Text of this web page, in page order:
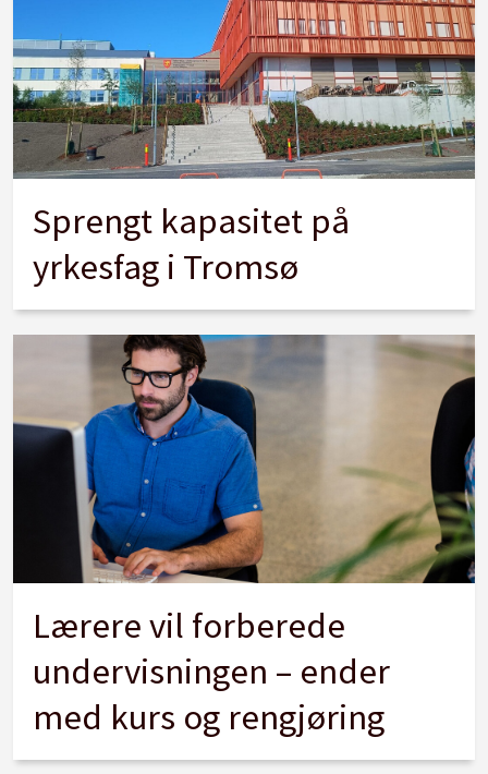
Sprengt kapasitet på
yrkesfag i Tromsø
Lærere vil forberede
undervisningen – ender
med kurs og rengjøring